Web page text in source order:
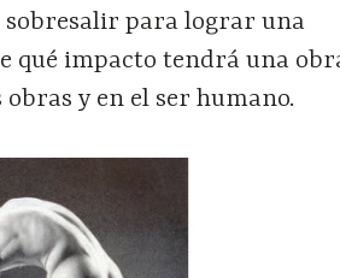
sobresalir para lograr una
qué impacto tendrá una
y en el ser humano.